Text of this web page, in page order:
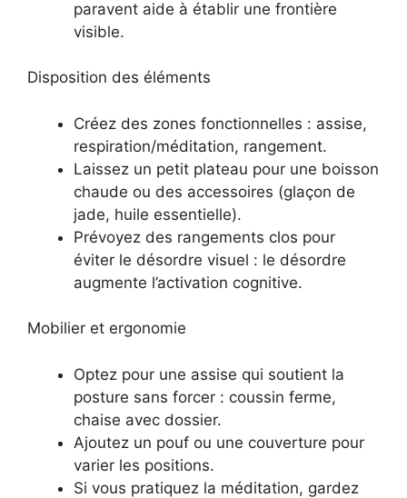
paravent aide à établir une frontière
visible.
Disposition des éléments
Créez des zones fonctionnelles : assise,
respiration/méditation, rangement.
Laissez un petit plateau pour une boisson
chaude ou des accessoires (glaçon de
jade, huile essentielle).
Prévoyez des rangements clos pour
éviter le désordre visuel : le désordre
augmente l’activation cognitive.
Mobilier et ergonomie
Optez pour une assise qui soutient la
posture sans forcer : coussin ferme,
chaise avec dossier.
Ajoutez un pouf ou une couverture pour
varier les positions.
Si vous pratiquez la méditation, gardez